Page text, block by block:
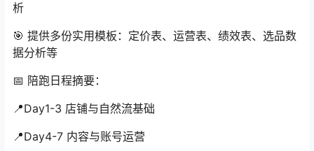
析
🎯 提供多份实用模板：定价表、运营表、绩效表、选品数
据分析等
📅 陪跑日程摘要：
📍Day1-3 店铺与自然流基础
📍Day4-7 内容与账号运营